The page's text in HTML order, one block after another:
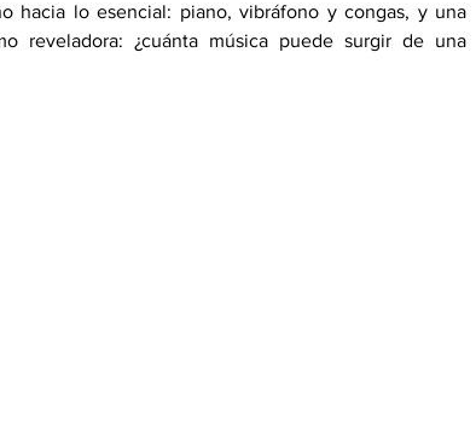
hacia lo esencial: piano, vibráfono y congas, y una
reveladora: ¿cuánta música puede surgir de una